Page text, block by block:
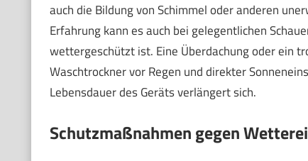
auch die Bildung von Schimmel oder anderen
Erfahrung kann es auch bei gelegentlichen
wettergeschützt ist. Eine Überdachung oder ein
Waschtrockner vor Regen und direkter
Lebensdauer des Geräts verlängert sich.
Schutzmaßnahmen gegen